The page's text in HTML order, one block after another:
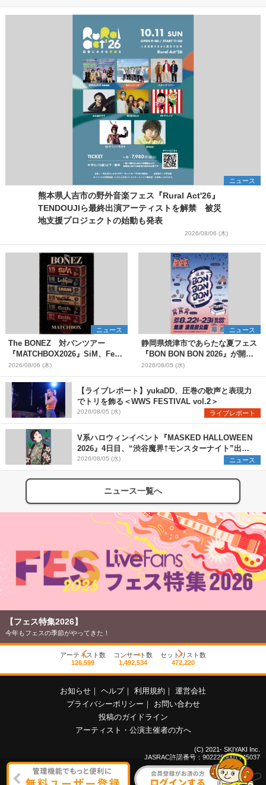
ニュース
熊本県人吉市の野外音楽フェス『Rural Act'26』
TENDOUJIら最終出演アーティストを解禁 被災
地支援プロジェクトの始動も発表
2026/08/06 (木)
ニュース
The BONEZ 対バンツアー
『MATCHBOX2026』SiM、Fear,
and Loathing in Las Vegasら対
バンアーティストを一斉解禁
2026/08/06 (木)
ニュース
静岡県焼津市であらたな夏フェス
『BON BON BON 2026』が開
催 音楽ライブ×盆踊り×DJ×屋台
グルメ×ランタンナイトで彩る2日
間
2026/08/05 (水)
【ライブレポート】yukaDD、圧巻の歌声と表現力
でトリを飾る＜WWS FESTIVAL vol.2＞
2026/08/05 (水) ライブレポート
V系ハロウィンイベント『MASKED HALLOWEEN
2026』4日目、“渋谷魔界†モンスターナイト”出演6
組を発表
2026/08/05 (水) ニュース
ニュース一覧へ
【フェス特集2026】
今年もフェスの季節がやってきた！
アーティスト数
126,599
コンサート数
1,492,534
セットリスト数
472,220
お知らせ ｜ ヘルプ｜ 利用規約 ｜ 運営会社
プライバシーポリシー ｜
お問い合わせ
投稿のガイドライン
アーティスト・公演主催者の方へ
(C) 2021- SKIYAKI Inc.
JASRAC許諾番号：9022255001Y45037